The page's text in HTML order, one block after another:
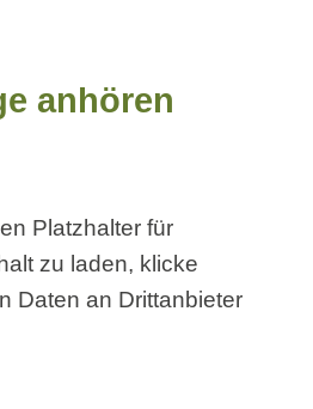
anhören
Platzhalter für
zu laden, klicke
Daten an Drittanbieter